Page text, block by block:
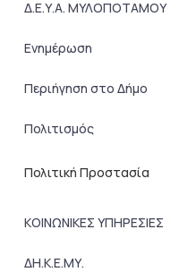
Δ.Ε.Υ.Α. ΜΥΛΟΠΟΤΑΜΟΥ
Ενημέρωση
Περιήγηση στο Δήμο
Πολιτισμός
Πολιτική Προστασία
ΚΟΙΝΩΝΙΚΕΣ ΥΠΗΡΕΣΙΕΣ
ΔΗ.Κ.Ε.ΜΥ.